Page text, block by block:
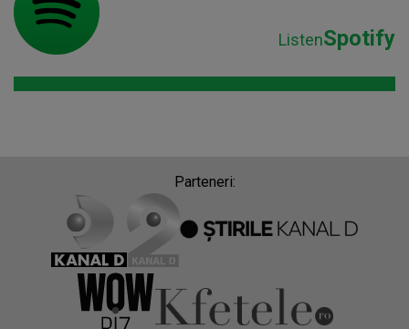
ListenSpotify
Parteneri: